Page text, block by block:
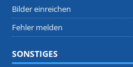
Bilder einreichen
Fehler melden
SONSTIGES